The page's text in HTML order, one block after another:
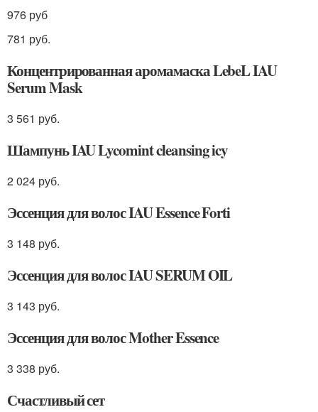
976 руб
781 руб.
Концентрированная аромамаска LebeL IAU
Serum Mask
3 561 руб.
Шампунь IAU Lycomint cleansing icy
2 024 руб.
Эссенция для волос IAU Essence Forti
3 148 руб.
Эссенция для волос IAU SERUM OIL
3 143 руб.
Эссенция для волос Mother Essence
3 338 руб.
Счастливый сет